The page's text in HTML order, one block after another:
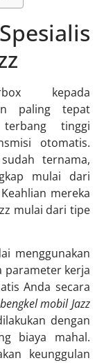
kepada
paling tepat
tinggi
otomatis.
ternama,
mulai dari
mereka
mulai dari tipe
menggunakan
parameter kerja
Anda secara
bengkel mobil Jazz
dengan
biaya mahal.
keunggulan